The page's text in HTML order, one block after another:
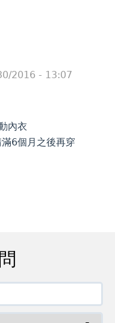
2016 - 13:07
內衣
6個月之後再穿